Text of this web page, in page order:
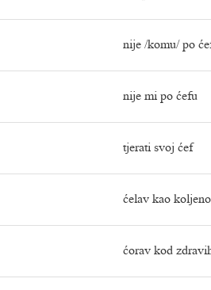
nije /komu/ po
nije mi po ćefu
tjerati svoj ćef
ćelav kao koljeno
ćorav kod